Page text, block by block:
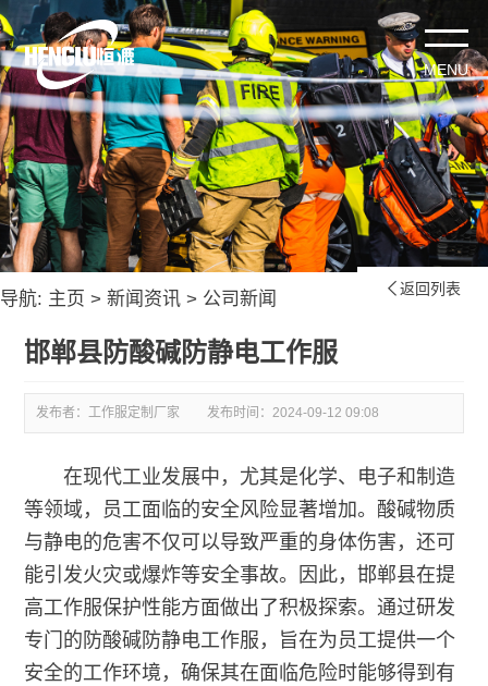
导航: 主页 > 新闻资讯 > 公司新闻  返回列表
邯郸县防酸碱防静电工作服
发布者：工作服定制厂家 发布时间：2024-09-12 09:08
在现代工业发展中，尤其是化学、电子和制造
等领域，员工面临的安全风险显著增加。酸碱物质
与静电的危害不仅可以导致严重的身体伤害，还可
能引发火灾或爆炸等安全事故。因此，邯郸县在提
高工作服保护性能方面做出了积极探索。通过研发
专门的防酸碱防静电工作服，旨在为员工提供一个
安全的工作环境，确保其在面临危险时能够得到有